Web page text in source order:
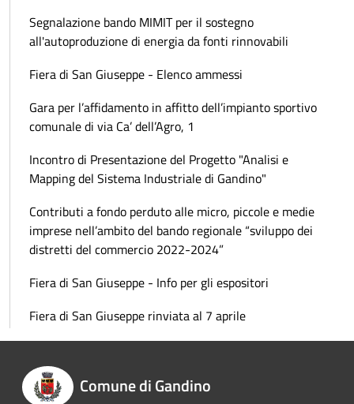
Segnalazione bando MIMIT per il sostegno
all'autoproduzione di energia da fonti rinnovabili
Fiera di San Giuseppe - Elenco ammessi
Gara per l’affidamento in affitto dell’impianto sportivo
comunale di via Ca’ dell’Agro, 1
Incontro di Presentazione del Progetto "Analisi e
Mapping del Sistema Industriale di Gandino"
Contributi a fondo perduto alle micro, piccole e medie
imprese nell’ambito del bando regionale “sviluppo dei
distretti del commercio 2022-2024”
Fiera di San Giuseppe - Info per gli espositori
Fiera di San Giuseppe rinviata al 7 aprile
Comune di Gandino